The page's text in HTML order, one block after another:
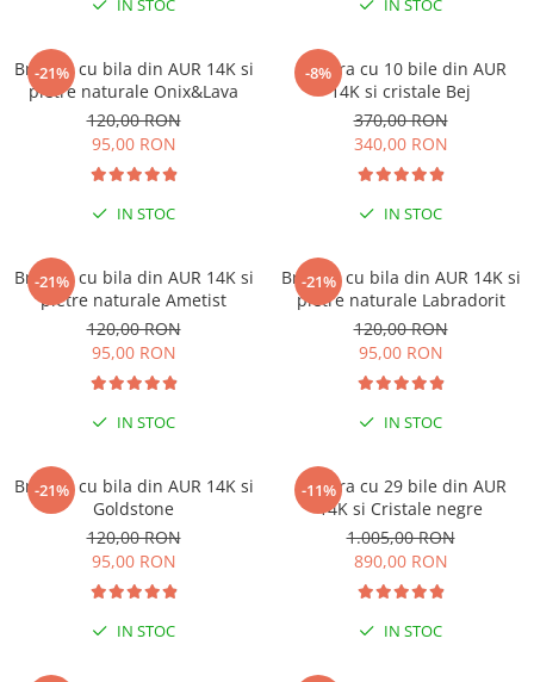
Coliere Transparente cu Stea
Coliere Transparente cu Soare
Coliere Transparente cu Semilună
Coliere Transparente cu Zodii
Coliere Transparente cu Perle
Coliere Transparente cu Initiale
Coliere Transparente cu Molecule
Coliere Transparente cu Pietre
Naturale
Coliere Transparente Diverse
LĂNȚIȘOARE ARGINT
Lănțișoare cu Inimioare
Lănțișoare cu Stea
Lănțișoare cu Soare
Lănțișoare cu Semilună
Lănțișoare cu Zodii
Lănțișoare cu Animale
Lănțișoare cu Molecule
Brățări din Argint cu pietre
Brățări elastice cu pietre
semiprețioase
LĂNȚIȘOARE ARGINT
IN STOC IN STOC
-21%
Bratara cu bila din AUR 14K si
pietre naturale Onix&Lava
120,00 RON
95,00 RON
IN STOC
-8%
Bratara cu 10 bile din AUR
14K si cristale Bej
370,00 RON
340,00 RON
IN STOC
-21%
Bratara cu bila din AUR 14K si
pietre naturale Ametist
120,00 RON
95,00 RON
IN STOC
-21%
Bratara cu bila din AUR 14K si
pietre naturale Labradorit
120,00 RON
95,00 RON
IN STOC
-21%
Bratara cu bila din AUR 14K si
Goldstone
120,00 RON
95,00 RON
IN STOC
-11%
Bratara cu 29 bile din AUR
14K si Cristale negre
1.005,00 RON
890,00 RON
IN STOC